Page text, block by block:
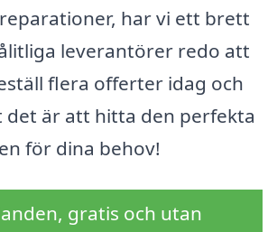
har vi ett brett
leverantörer redo att
flera offerter idag och
det är att hitta den perfekta
för dina behov!
gratis och utan